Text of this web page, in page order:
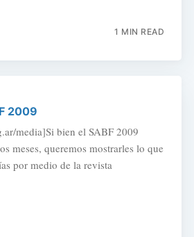
1 MIN READ
2009
media]Si bien el SABF 2009
meses, queremos mostrarles lo que
por medio de la revista